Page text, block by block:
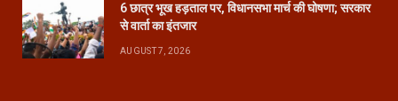
6 छात्र भूख हड़ताल पर, विधानसभा मार्च की घोषणा; सरकार
से वार्ता का इंतजार
AUGUST 7, 2026